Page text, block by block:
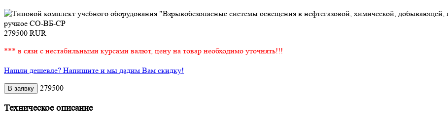
279500 RUR
*** в сязи с нестабильными курсами валют, цену на товар необходимо уточнять!!!
Нашли дешевле? Напишите и мы дадим Вам скидку!
279500
Техническое описание